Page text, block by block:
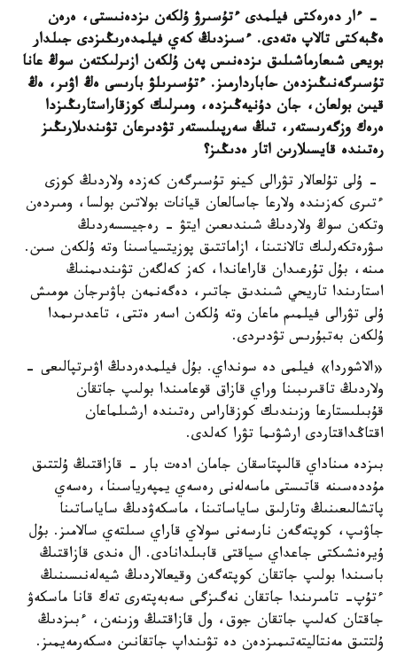
- ءار دەرەكتى فيلمدى ءتۇسىرۋ ۇلكەن ىزدەنىستى، ەرەن
ەڭبەكتى تالاپ ەتەدى. ءسىزدىڭ كەي فيلمدەرىڭىزدى جىلدار
بويعى شىعارماشىلىق ىزدەنىس پەن ۇلكەن ازىرلىكتەن سوڭ عانا
تۇسىرگەنىڭىزدەن حاباردارمىز. ءتۇسىرىلۋ بارىسى ەڭ اۋىر، ەڭ
قيىن بولعان، جان دۇنيەڭىزدە، ومىرلىك كوزقاراستارىڭىزدا
ەرەك وزگەرىستەر، تىڭ سەرپىلىستەر تۋدىرعان تۋىندىلارىڭىز
رەتىندە قايسىلارىن اتار ەدىڭىز؟
- ۇلى تۇلعالار تۋرالى كينو تۇسىرگەن كەزدە ولاردىڭ كوزى
ءتىرى كەزىندە ولارعا جاسالعان قيانات بولاتىن بولسا، ومىردەن
وتكەن سوڭ ولاردىڭ شىندىعىن ايتۋ - رەجيسسەردىڭ
سۋرەتكەرلىك تالانتىنا، ازاماتتىق پوزيتسياسىنا وتە ۇلكەن سىن.
مىنە، بۇل تۇرعىدان قاراعاندا، كەز كەلگەن تۋىندىمنىڭ
استارىندا تاريحي شىندىق جاتىر، دەگەنمەن باۋىرجان مومىش
ۇلى تۋرالى فيلمىم ماعان وتە ۇلكەن اسەر ەتتى، تاعدىرىمدا
ۇلكەن بەتبۇرىس تۋدىردى.
«الاشوردا» فيلمى دە سونداي. بۇل فيلمدەردىڭ اۋىرتپالىعى -
ولاردىڭ تاقىرىبىنا وراي قازاق قوعامىندا بولىپ جاتقان
قۇبىلىستارعا وزىندىك كوزقاراس رەتىندە ارشىلماعان
اقتاڭداقتاردى ارشۋىما تۋرا كەلدى.
بىزدە مىناداي قالىپتاسقان جامان ادەت بار - قازاقتىڭ ۇلتتىق
مۇددەسىنە قاتىستى ماسەلەنى رەسەي يمپەرياسىنا، رەسەي
پاتشالىعىنىڭ وتارلىق ساياساتىنا، ماسكەۋدىڭ ساياساتىنا
جاۋىپ، كوپتەگەن نارسەنى سولاي قاراي سىلتەي سالامىز. بۇل
ۇيرەنشىكتى جاعداي سياقتى قابىلدانادى. ال ەندى قازاقتىڭ
باسىندا بولىپ جاتقان كوپتەگەن وقيعالاردىڭ شيەلەنىسىنىڭ
ءتۇپ- تامىرىندا جاتقان نەگىزگى سەبەپتەرى تەك قانا ماسكەۋ
جاقتان كەلىپ جاتقان جوق، ول قازاقتىڭ وزىنەن، ءبىزدىڭ
ۇلتتىق مەنتاليتەتىمىزدەن دە تۋىنداپ جاتقانىن ەسكەرمەيمىز.